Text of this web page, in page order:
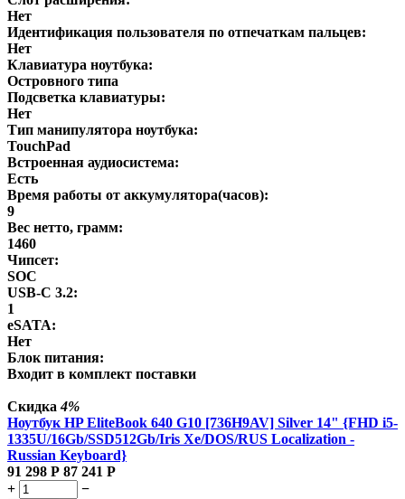
Нет
Идентификация пользователя по отпечаткам пальцев:
Нет
Клавиатура ноутбука:
Островного типа
Подсветка клавиатуры:
Нет
Тип манипулятора ноутбука:
TouchPad
Встроенная аудиосистема:
Есть
Время работы от аккумулятора(часов):
9
Вес нетто, грамм:
1460
Чипсет:
SOC
USB-C 3.2:
1
eSATA:
Нет
Блок питания:
Входит в комплект поставки
Скидка4%
Ноутбук HP EliteBook 640 G10 [736H9AV] Silver 14" {FHD i5-
1335U/16Gb/SSD512Gb/Iris Xe/DOS/RUS Localization -
Russian Keyboard}
91 298 Р 87 241 Р
+
−